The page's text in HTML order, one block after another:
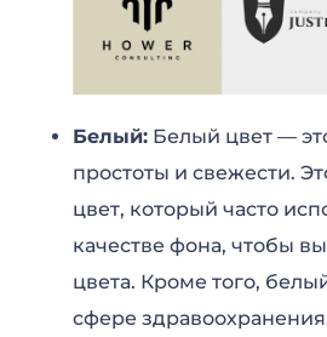
Белый: Белый цвет —
простоты и свежести.
цвет, который часто
качестве фона, чтобы
цвета. Кроме того,
сфере